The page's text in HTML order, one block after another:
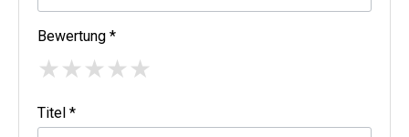
Bewertung *
★★★★★
Titel *